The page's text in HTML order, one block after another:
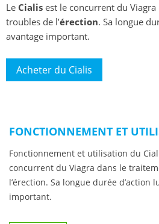
Le Cialis est le concurrent du
troubles de l’érection. Sa longue
avantage important.
Acheter du Cialis
FONCTIONNEMENT ET
Fonctionnement et utilisation du
concurrent du Viagra dans le
l’érection. Sa longue durée d’action
important.